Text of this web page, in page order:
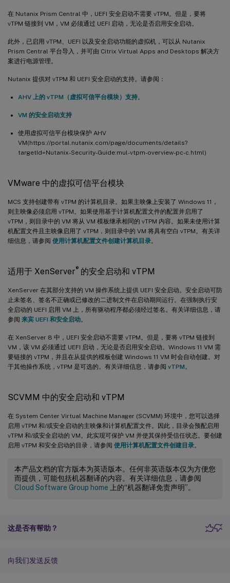
在 Nutanix Prism Central 中，UEFI 安全启动不需要 vTPM。但是，要将
vTPM 链接到 VM，VM 必须通过 UEFI 启动，无论是否启用安全启动。
此外，已启用 vTPM、UEFI 以及安全启动功能的虚拟机，可以从 Nutanix
Prism Central 平台导入，并可由 Citrix Virtual Apps and Desktops 解决方
案进行电源管理。
Nutanix 提供对 vTPM 和 UEFI 安全启动的支持。请参阅：
AHV 上的 vTPM（虚拟可信平台模块）支持。
VM 的安全启动支持
使用虚拟可信平台模块保护 AHV
VM(https://portal.nutanix.com/page/documents/details?
targetId=Nutanix-Security-Guide:mul-vtpm-overview-pc-c.html)
VMware 中的虚拟可信平台模块
MCS 支持创建带有 vTPM 的计算机目录。如果主映像上安装了 Windows 11，
则主映像必须启用 vTPM。如果使用基于计算机配置文件的配置并启用了
vTPM，则目录中的 VM 将从 VM 模板继承相同的 vTPM 内容。如果未使用计算
机配置文件且主映像启用了 vTPM，则目录中的 VM 将具有空白 vTPM。有关详
细信息，请参阅 使用计算机配置文件创建计算机目录。
适用于 XenServer®的安全启动和 vTPM
XenServer 在其部分支持的 VM 操作系统上提供 UEFI 安全启动。安全启动可防
止未签名、签名不正确或已修改的二进制文件在启动期间运行。在强制执行安
全启动的 UEFI 启用 VM 上，所有驱动程序都必须经过签名。有关详细信息，请
参阅 来宾 UEFI 和安全启动。
在 XenServer 8 中，UEFI 安全启动不需要 vTPM。但是，要将 vTPM 链接到
VM，该 VM 必须通过 UEFI 启动，无论是否启用安全启动。Windows 11 VM 需
要链接的 vTPM，并且在从提供的模板创建 Windows 11 VM 时会自动创建。对
于其他操作系统，vTPM 是可选的。有关详细信息，请参阅 vTPM 。
SCVMM 中的安全启动和 vTPM
在 System Center Virtual Machine Manager (SCVMM) 环境中，您可以选择
启用 vTPM 和/或安全启动的主映像和计算机配置文件。因此，目录会预配启用
vTPM 和/或安全启动的 VM。此实现可保护 VM 并使其保持受信任状态。要创建
启用 vTPM 和安全启动的目录，请参阅 使用计算机配置文件创建目录。
本产品文档的官方版本为英语版本。任何非英语版本仅为方便您
而提供，可能包括机器翻译的内容。有关详细信息，请参阅
Cloud Software Group home 上的“机器翻译免责声明”。
这是否有帮助？
向我们发送反馈